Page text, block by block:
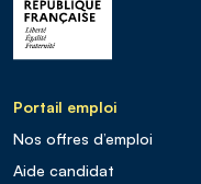
Portail emploi
Nos offres d’emploi
Aide candidat